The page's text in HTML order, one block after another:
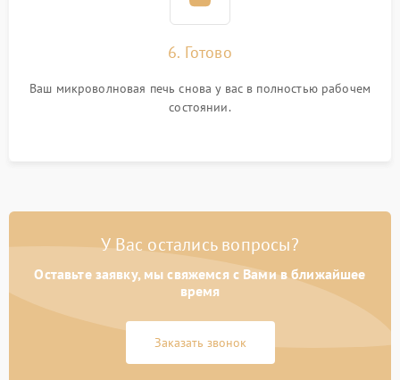
6. Готово
Ваш микроволновая печь снова у вас в полностью рабочем
состоянии.
У Вас остались вопросы?
Оставьте заявку, мы свяжемся с Вами в ближайшее
время
Заказать звонок